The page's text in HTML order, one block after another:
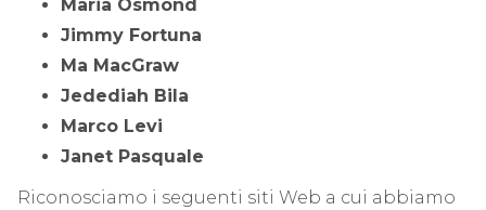
Maria Osmond
Jimmy Fortuna
Ma MacGraw
Jedediah Bila
Marco Levi
Janet Pasquale
Riconosciamo i seguenti siti Web a cui abbiamo